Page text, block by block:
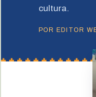
cultura.
POR EDITOR